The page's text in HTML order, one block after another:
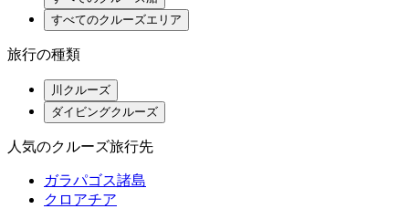
すべてのクルーズエリア
旅行の種類
川クルーズ
ダイビングクルーズ
人気のクルーズ旅行先
ガラパゴス諸島
クロアチア